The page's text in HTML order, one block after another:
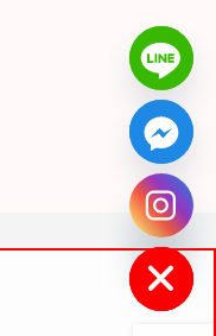
Hide
chaty